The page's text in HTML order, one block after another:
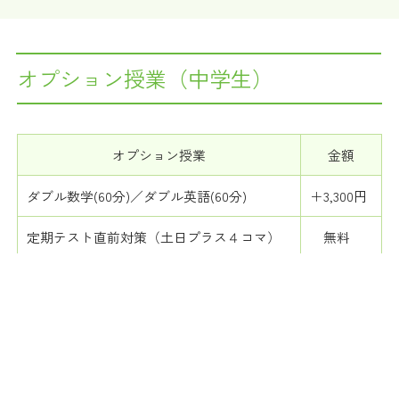
オプション授業（中学生）
オプション授業 金額
ダブル数学(60分)／ダブル英語(60分) ＋3,300円
定期テスト直前対策（土日プラス４コマ） 無料